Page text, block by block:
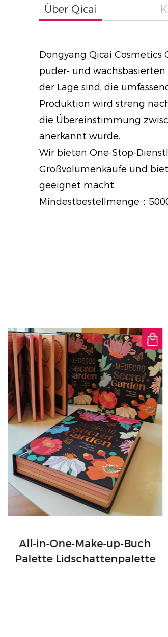
Über Qicai
Dongyang Qicai
puder- und
der Lage sind, die
Produktion wird streng
die Übereinstimmung
anerkannt wurde.
Wir bieten One-Stop-
Großvolumenkaufe und
geeignet macht.
Mindestbestellmenge：
All-in-One-Make-up-Buch
Palette Lidschattenpalette